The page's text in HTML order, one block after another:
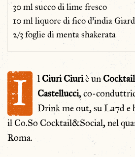
30 ml succo di lime fresco
10 ml liquore di fico d’india
2/3 foglie di menta shakerata
I l Ciuri Ciuriè un Cocktail
Castellucci, co-
Drink me out, su La7d e
il Co.So Cocktail&Social, nel
Roma.